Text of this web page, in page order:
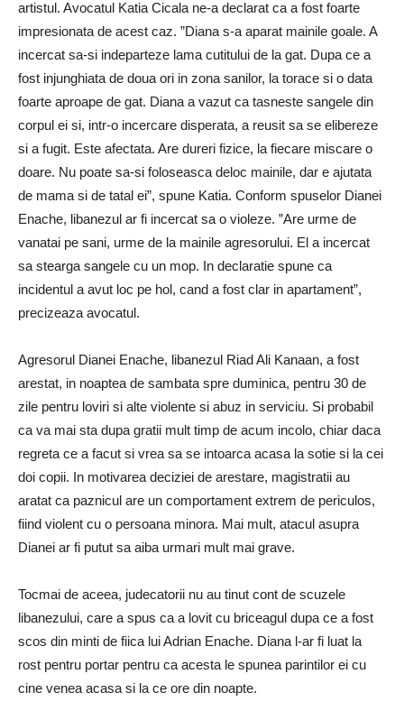
artistul. Avocatul Katia Cicala ne-a declarat ca a fost foarte
impresionata de acest caz. ”Diana s-a aparat mainile goale. A
incercat ­sa-si indeparteze lama cutitului de la gat. Dupa ce a
fost injunghiata de doua ori in zona sanilor, la torace si o data
foarte aproape de gat. Diana a vazut ca tasneste sangele din
corpul ei si, intr-o incercare disperata, a reusit sa se elibereze
si a fugit. Este afectata. Are dureri fizice, la fiecare miscare o
doare. Nu poate ­sa-si foloseasca deloc mainile, dar e ajutata
de mama si de tatal ei”, spune Katia. Conform spuselor Dianei
Enache, libanezul ar fi incercat sa o violeze. ”Are urme de
vanatai pe sani, urme de la mainile agresorului. El a incercat
sa stearga sangele cu un mop. In declaratie spune ca
incidentul a avut loc pe hol, cand a fost clar in apartament”,
precizeaza avocatul.
Agresorul Dianei Enache, libanezul Riad Ali Kanaan, a fost
arestat, in noaptea de sambata spre duminica, pentru 30 de
zile pentru loviri si alte violente si abuz in serviciu. Si probabil
ca va mai sta dupa gratii mult timp de acum incolo, chiar daca
regreta ce a facut si vrea sa se intoarca acasa la sotie si la cei
doi copii. In motivarea deciziei de arestare, magistratii au
aratat ca paznicul are un comportament extrem de periculos,
fiind violent cu o persoana minora. Mai mult, atacul asupra
Dianei ar fi putut sa aiba urmari mult mai grave.
Tocmai de aceea, judecatorii nu au tinut cont de scuzele
libanezului, care a spus ca a lovit cu briceagul dupa ce a fost
scos din minti de fiica lui Adrian Enache. Diana l-ar fi luat la
rost pentru portar pentru ca acesta le spunea parintilor ei cu
cine venea acasa si la ce ore din noapte.